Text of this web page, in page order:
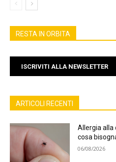
RESTA IN ORBITA
ISCRIVITI ALLA NEWSLETTER
ARTICOLI RECENTI
Allergia alla
cosa
06/08/2026